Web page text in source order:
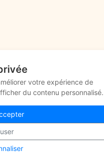
votre expérience de
du contenu personnalisé.